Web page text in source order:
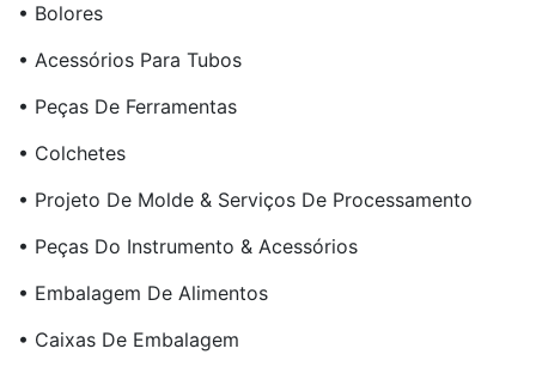
• Bolores
• Acessórios Para Tubos
• Peças De Ferramentas
• Colchetes
• Projeto De Molde & Serviços De Processamento
• Peças Do Instrumento & Acessórios
• Embalagem De Alimentos
• Caixas De Embalagem